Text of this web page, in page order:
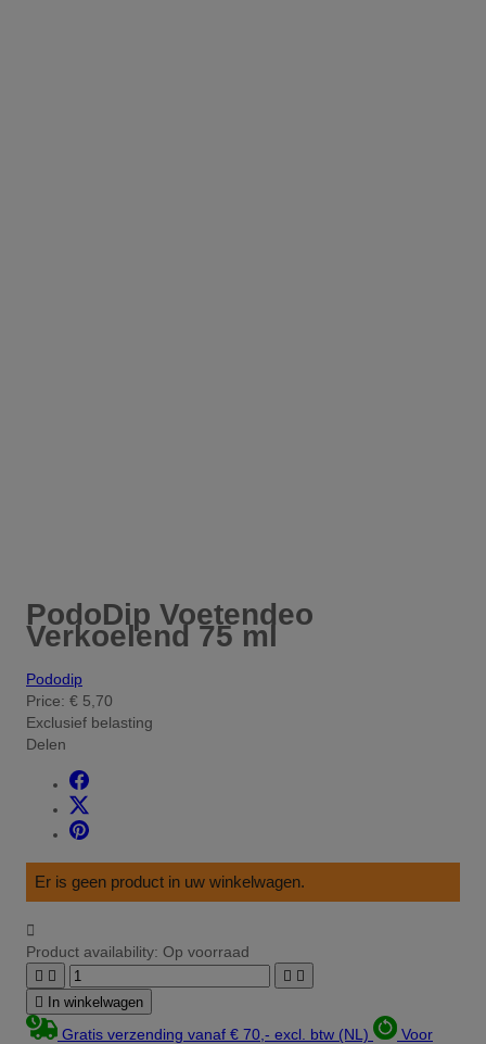
PodoDip Voetendeo
Verkoelend 75 ml
Pododip
Price: € 5,70
Exclusief belasting
Delen
Er is geen product in uw winkelwagen.

Product availability: Op voorraad
   
 In winkelwagen
Gratis verzending vanaf € 70,- excl. btw (NL)
Voor